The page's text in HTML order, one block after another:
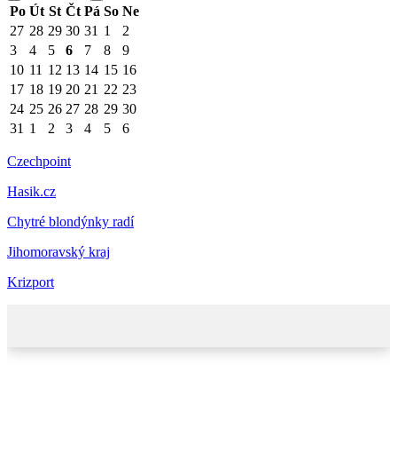
Po Út St Čt Pá So Ne
27 28 29 30 31 1
2
3
4 5 6 7 8
9
10 11 12 13 14 15 16
17 18 19 20 21 22 23
24 25 26 27 28 29 30
31 1 2 3 4 5 6
Czechpoint
Hasik.cz
Chytré blondýnky radí
Jihomoravský kraj
Krizport